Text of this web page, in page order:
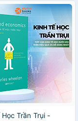
Học Trần Trụi -